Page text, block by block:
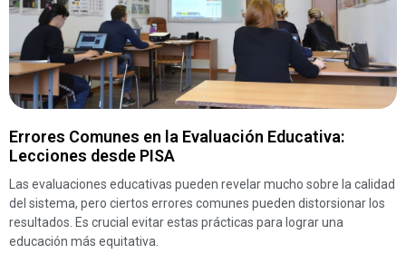
Errores Comunes en la Evaluación Educativa:
Lecciones desde PISA
Las evaluaciones educativas pueden revelar mucho sobre la calidad
del sistema, pero ciertos errores comunes pueden distorsionar los
resultados. Es crucial evitar estas prácticas para lograr una
educación más equitativa.